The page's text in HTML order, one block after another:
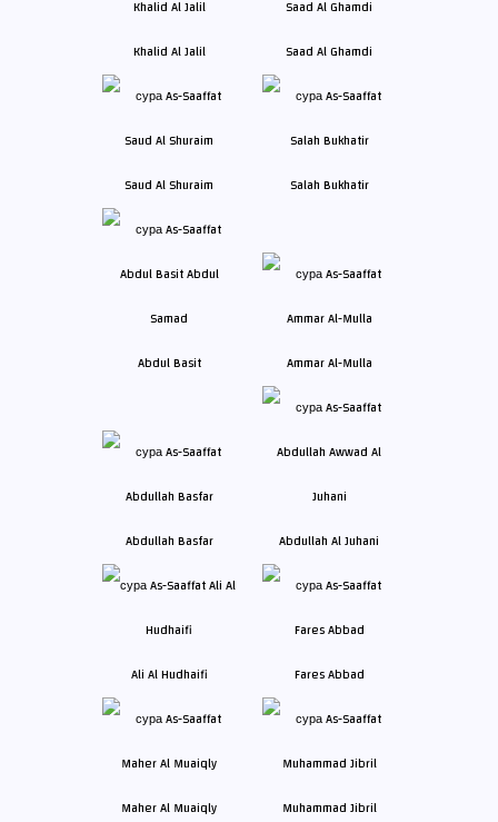
Khalid Al Jalil Saad Al Ghamdi
Saud Al Shuraim Salah Bukhatir
Abdul Basit Ammar Al-Mulla
Abdullah Basfar Abdullah Al Juhani
Ali Al Hudhaifi Fares Abbad
Maher Al Muaiqly Muhammad Jibril